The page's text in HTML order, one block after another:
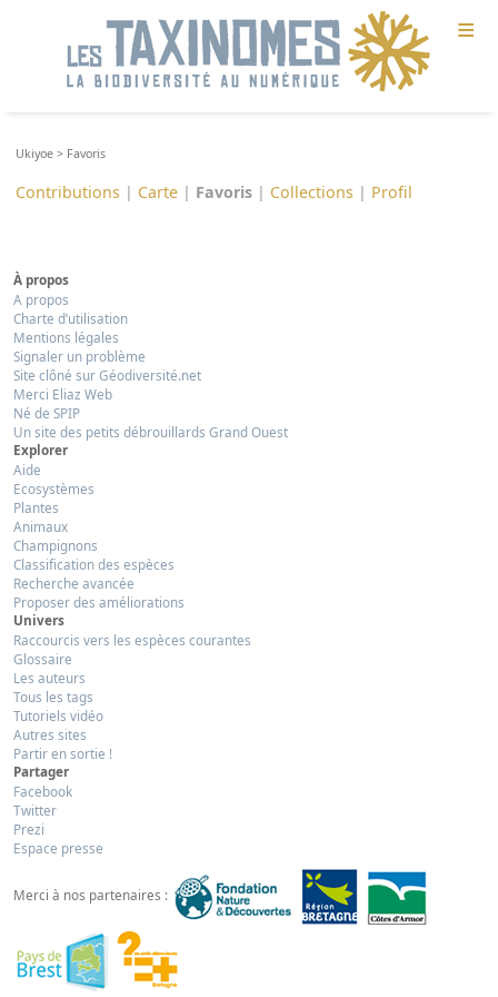
≡
Ukiyoe > Favoris
Contributions | Carte | Favoris | Collections | Profil
À propos
A propos
Charte d’utilisation
Mentions légales
Signaler un problème
Site clôné sur Géodiversité.net
Merci Eliaz Web
Né de SPIP
Un site des petits débrouillards Grand Ouest
Explorer
Aide
Ecosystèmes
Plantes
Animaux
Champignons
Classification des espèces
Recherche avancée
Proposer des améliorations
Univers
Raccourcis vers les espèces courantes
Glossaire
Les auteurs
Tous les tags
Tutoriels vidéo
Autres sites
Partir en sortie !
Partager
Facebook
Twitter
Prezi
Espace presse
Merci à nos partenaires :